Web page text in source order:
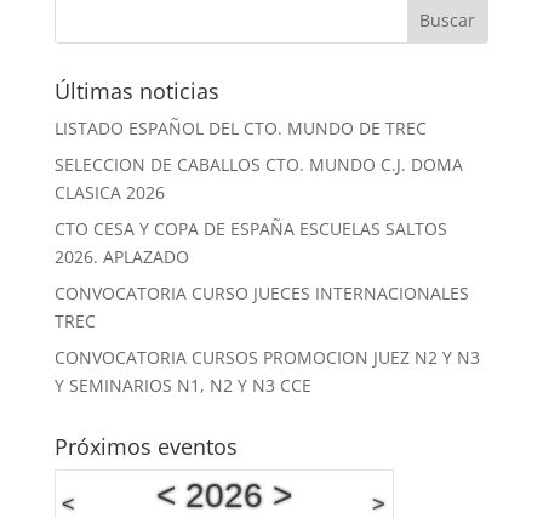
Últimas noticias
LISTADO ESPAÑOL DEL CTO. MUNDO DE TREC
SELECCION DE CABALLOS CTO. MUNDO C.J. DOMA
CLASICA 2026
CTO CESA Y COPA DE ESPAÑA ESCUELAS SALTOS
2026. APLAZADO
CONVOCATORIA CURSO JUECES INTERNACIONALES
TREC
CONVOCATORIA CURSOS PROMOCION JUEZ N2 Y N3
Y SEMINARIOS N1, N2 Y N3 CCE
Próximos eventos
< < 2026> >